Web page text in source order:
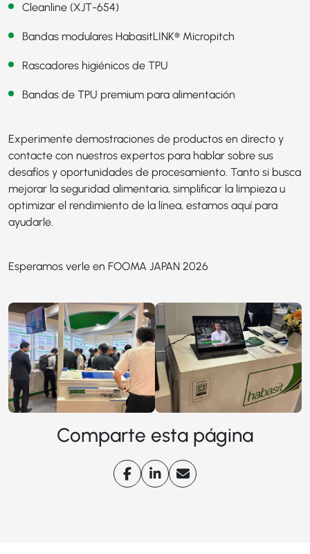
Cleanline (XJT-654)
Bandas modulares HabasitLINK® Micropitch
Rascadores higiénicos de TPU
Bandas de TPU premium para alimentación
Experimente demostraciones de productos en directo y
contacte con nuestros expertos para hablar sobre sus
desafíos y oportunidades de procesamiento. Tanto si busca
mejorar la seguridad alimentaria, simplificar la limpieza u
optimizar el rendimiento de la línea, estamos aquí para
ayudarle.
Esperamos verle en FOOMA JAPAN 2026
Comparte esta página